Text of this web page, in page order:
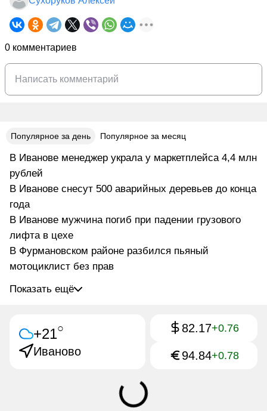
0 комментариев
Популярное за день Популярное за месяц
В Иванове менеджер украла у маркетплейса 4,4 млн
рублей
В Иванове снесут 500 аварийных деревьев до конца
года
В Иванове мужчина погиб при падении грузового
лифта в цехе
В Фурмановском районе разбился пьяный
мотоциклист без прав
Показать ещё
+21○
Иваново
82.17+0.76
94.84+0.78